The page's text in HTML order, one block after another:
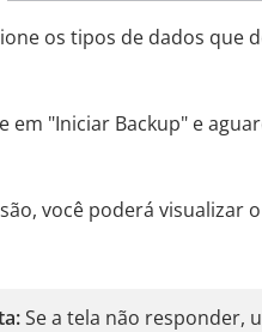
os tipos de dados que
em "Iniciar Backup" e
você poderá visualizar
Se a tela não responder,